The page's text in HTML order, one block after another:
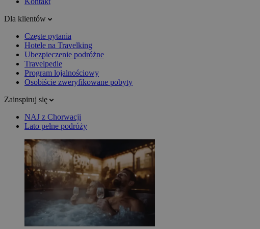
Dla klientów
Częste pytania
Hotele na Travelking
Ubezpieczenie podróżne
Travelpedie
Program lojalnościowy
Osobiście zweryfikowane pobyty
Zainspiruj się
NAJ z Chorwacji
Lato pełne podróży